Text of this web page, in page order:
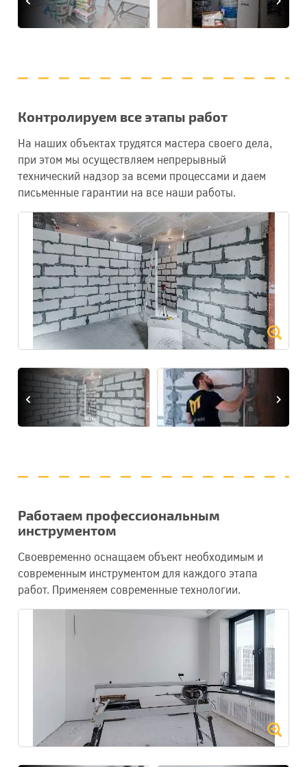
Контролируем все этапы работ
На наших объектах трудятся мастера своего дела,
при этом мы осуществляем непрерывный
технический надзор за всеми процессами и даем
письменные гарантии на все наши работы.
Работаем профессиональным
инструментом
Своевременно оснащаем объект необходимым и
современным инструментом для каждого этапа
работ. Применяем современные технологии.